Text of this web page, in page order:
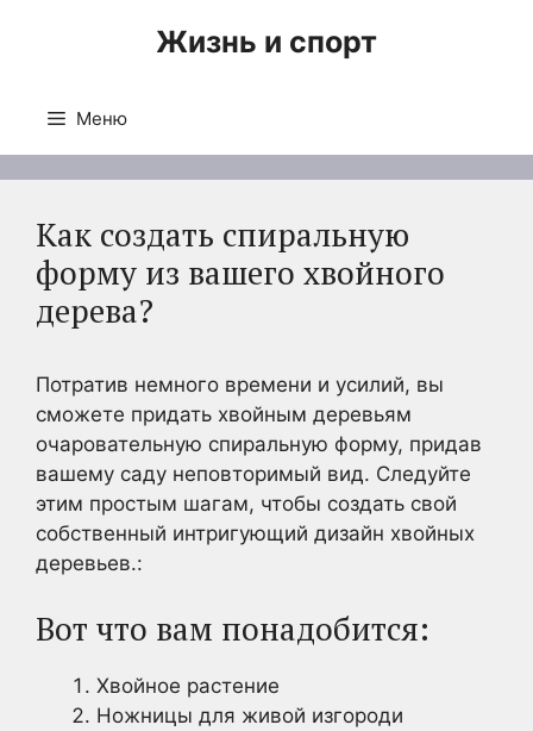
Жизнь и спорт
Меню
Как создать спиральную
форму из вашего хвойного
дерева?
Потратив немного времени и усилий, вы
сможете придать хвойным деревьям
очаровательную спиральную форму, придав
вашему саду неповторимый вид. Следуйте
этим простым шагам, чтобы создать свой
собственный интригующий дизайн хвойных
деревьев.:
Вот что вам понадобится:
Хвойное растение
Ножницы для живой изгороди